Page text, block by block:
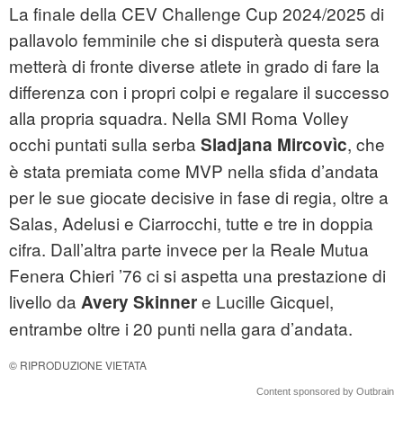
La finale della CEV Challenge Cup 2024/2025 di
pallavolo femminile che si disputerà questa sera
metterà di fronte diverse atlete in grado di fare la
differenza con i propri colpi e regalare il successo
alla propria squadra. Nella SMI Roma Volley
occhi puntati sulla serba Sladjana Mircovìc, che
è stata premiata come MVP nella sfida d’andata
per le sue giocate decisive in fase di regia, oltre a
Salas, Adelusi e Ciarrocchi, tutte e tre in doppia
cifra. Dall’altra parte invece per la Reale Mutua
Fenera Chieri ’76 ci si aspetta una prestazione di
livello da Avery Skinnere Lucille Gicquel,
entrambe oltre i 20 punti nella gara d’andata.
© RIPRODUZIONE VIETATA
Content sponsored by Outbrain